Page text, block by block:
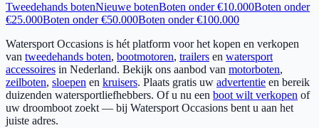
Tweedehands botenNieuwe botenBoten onder €10.000Boten onder
€25.000Boten onder €50.000Boten onder €100.000
Watersport Occasions is hét platform voor het kopen en verkopen
van tweedehands boten, bootmotoren, trailers en watersport
accessoires in Nederland. Bekijk ons aanbod van motorboten,
zeilboten, sloepen en kruisers. Plaats gratis uw advertentie en bereik
duizenden watersportliefhebbers. Of u nu een boot wilt verkopen of
uw droomboot zoekt — bij Watersport Occasions bent u aan het
juiste adres.